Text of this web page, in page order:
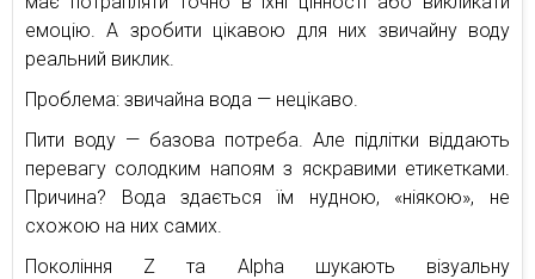
емоцію. А зробити цікавою для них звичайну воду
реальний виклик.
Проблема: звичайна вода — нецікаво.
Пити воду — базова потреба. Але підлітки віддають
перевагу солодким напоям з яскравими етикетками.
Причина? Вода здається їм нудною, «ніякою», не
схожою на них самих.
Покоління Z та Alpha шукають візуальну